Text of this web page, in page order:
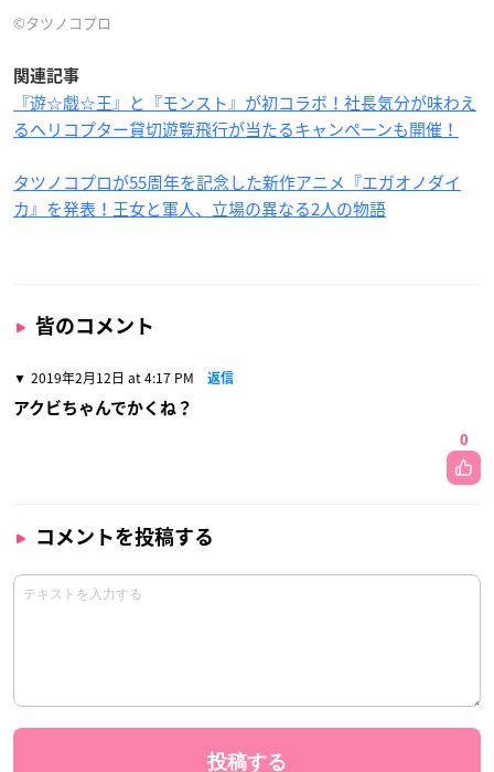
©タツノコプロ
関連記事
『遊☆戯☆王』と『モンスト』が初コラボ！社長気分が味わえ
るヘリコプター貸切遊覧飛行が当たるキャンペーンも開催！
タツノコプロが55周年を記念した新作アニメ『エガオノダイ
カ』を発表！王女と軍人、立場の異なる2人の物語
皆のコメント
2019年2月12日 at 4:17 PM 返信
アクビちゃんでかくね？
0
コメントを投稿する